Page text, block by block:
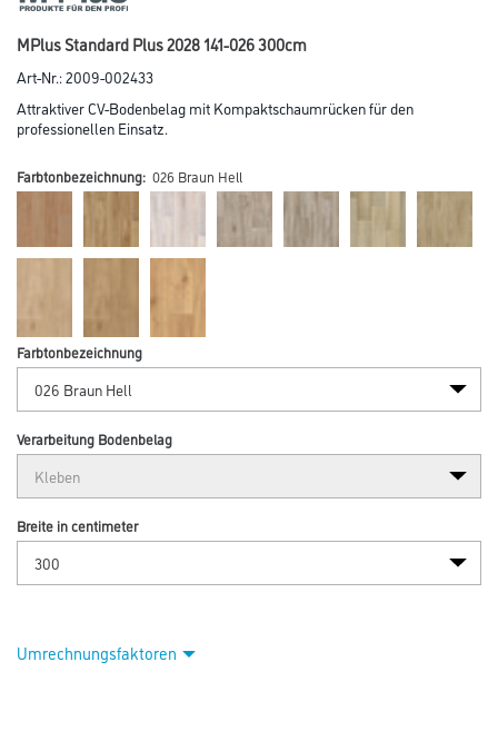
MPlus Standard Plus 2028 141-026 300cm
Art-Nr.:2009-002433
Attraktiver CV-Bodenbelag mit Kompaktschaumrücken für den
professionellen Einsatz.
Farbtonbezeichnung: 026 Braun Hell
Farbtonbezeichnung
Verarbeitung Bodenbelag
Breite in centimeter
Umrechnungsfaktoren